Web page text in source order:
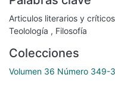
Articulos literarios y críticos
Teolología , Filosofía
Colecciones
Volumen 36 Número 349-